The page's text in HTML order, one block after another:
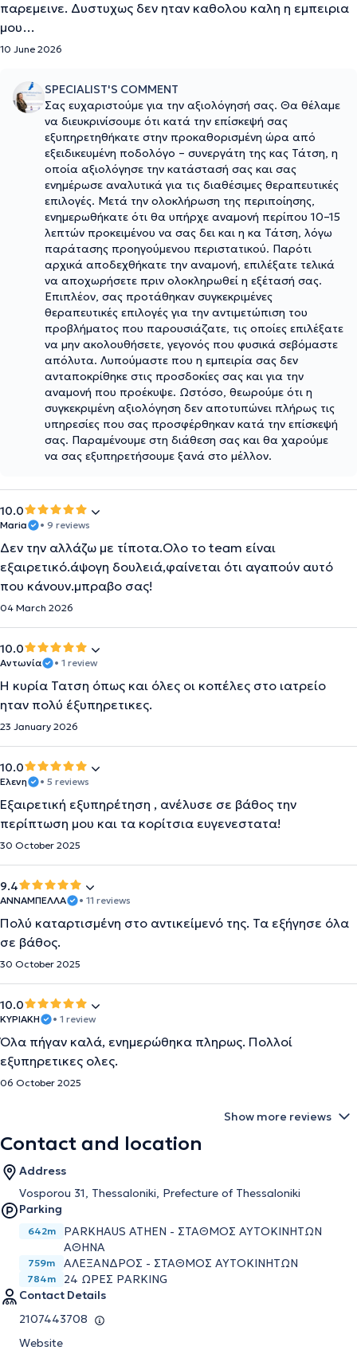
παρεμεινε. Δυστυχως δεν ηταν καθολου καλη η εμπειρια
μου…
10 June 2026
SPECIALIST'S COMMENT
Σας ευχαριστούμε για την αξιολόγησή σας. Θα θέλαμε
να διευκρινίσουμε ότι κατά την επίσκεψή σας
εξυπηρετηθήκατε στην προκαθορισμένη ώρα από
εξειδικευμένη ποδολόγο – συνεργάτη της κας Τάτση, η
οποία αξιολόγησε την κατάστασή σας και σας
ενημέρωσε αναλυτικά για τις διαθέσιμες θεραπευτικές
επιλογές. Μετά την ολοκλήρωση της περιποίησης,
ενημερωθήκατε ότι θα υπήρχε αναμονή περίπου 10–15
λεπτών προκειμένου να σας δει και η κα Τάτση, λόγω
παράτασης προηγούμενου περιστατικού. Παρότι
αρχικά αποδεχθήκατε την αναμονή, επιλέξατε τελικά
να αποχωρήσετε πριν ολοκληρωθεί η εξέτασή σας.
Επιπλέον, σας προτάθηκαν συγκεκριμένες
θεραπευτικές επιλογές για την αντιμετώπιση του
προβλήματος που παρουσιάζατε, τις οποίες επιλέξατε
να μην ακολουθήσετε, γεγονός που φυσικά σεβόμαστε
απόλυτα. Λυπούμαστε που η εμπειρία σας δεν
ανταποκρίθηκε στις προσδοκίες σας και για την
αναμονή που προέκυψε. Ωστόσο, θεωρούμε ότι η
συγκεκριμένη αξιολόγηση δεν αποτυπώνει πλήρως τις
υπηρεσίες που σας προσφέρθηκαν κατά την επίσκεψή
σας. Παραμένουμε στη διάθεση σας και θα χαρούμε
να σας εξυπηρετήσουμε ξανά στο μέλλον.
10.0
Maria • 9 reviews
Δεν την αλλάζω με τίποτα.Ολο το team είναι
εξαιρετικό.άψογη δουλειά,φαίνεται ότι αγαπούν αυτό
που κάνουν.μπραβο σας!
04 March 2026
10.0
Αντωνία • 1 review
Η κυρία Τατση όπως και όλες οι κοπέλες στο ιατρείο
ηταν πολύ έξυπηρετικες.
23 January 2026
10.0
Ελενη • 5 reviews
Εξαιρετική εξυπηρέτηση , ανέλυσε σε βάθος την
περίπτωση μου και τα κορίτσια ευγενεστατα!
30 October 2025
9.4
ΑΝΝΑΜΠΕΛΛΑ • 11 reviews
Πολύ καταρτισμένη στο αντικείμενό της. Τα εξήγησε όλα
σε βάθος.
30 October 2025
10.0
ΚΥΡΙΑΚΗ • 1 review
Όλα πήγαν καλά, ενημερώθηκα πληρως. Πολλοί
εξυπηρετικες ολες.
06 October 2025
Show more reviews
Contact and location
Address
Vosporou 31, Thessaloniki, Prefecture of Thessaloniki
Parking
642m
PARKHAUS ATHEN - ΣΤΑΘΜΟΣ ΑΥΤΟΚΙΝΗΤΩΝ
ΑΘΗΝΑ
759m ΑΛΕΞΑΝΔΡΟΣ - ΣΤΑΘΜΟΣ ΑΥΤΟΚΙΝΗΤΩΝ
784m
24 ΩΡΕΣ PARKING
Contact Details
2107443708
Website